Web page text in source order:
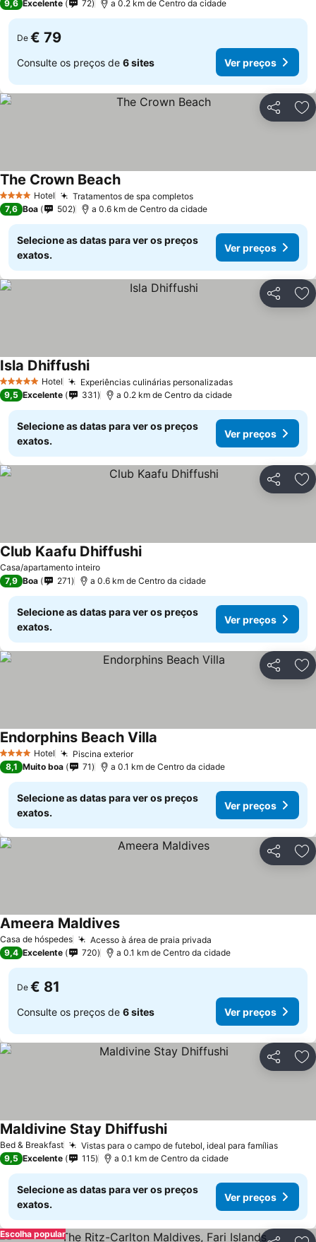
9,6 Excelente 72 a 0.2 km de Centro da cidade
De € 79
Consulte os preços de 6 sites Ver preços
Partilhar
4 EstrelasHotel Tratamentos de spa completosVer preços
The Crown BeachVer preços
7,6 Boa 502 a 0.6 km de Centro da cidade
Selecione as datas para ver os preços
exatos.
Ver preços
Partilhar
5 Estrelas Hotel Experiências culinárias personalizadasVer preços
Isla DhiffushiVer preços
9,5 Excelente 331 a 0.2 km de Centro da cidade
Selecione as datas para ver os preços
exatos.
Ver preços
Partilhar
Casa/apartamento inteiro
Club Kaafu DhiffushiVer preços
7,9 Boa 271 a 0.6 km de Centro da cidade
Selecione as datas para ver os preços
exatos.
Ver preços
Partilhar
4 EstrelasHotel Piscina exteriorVer preços
Endorphins Beach Villa
8,1 Muito boa 71 a 0.1 km de Centro da cidade
Selecione as datas para ver os preços
exatos.
Ver preços
Partilhar
Casa de hóspedes Acesso à área de praia privada
Ameera MaldivesVer preços
9,4 Excelente 720 a 0.1 km de Centro da cidade
De € 81
Consulte os preços de 6 sites Ver preços
Partilhar
Bed & Breakfast Vistas para o campo de futebol, ideal para famíliasVer
Maldivine Stay DhiffushiVer preços
9,5 Excelente 115 a 0.1 km de Centro da cidade
Selecione as datas para ver os preços
exatos.
Ver preços
Escolha popular